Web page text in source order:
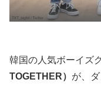
韓国の人気ボーイズ
TOGETHER） が、